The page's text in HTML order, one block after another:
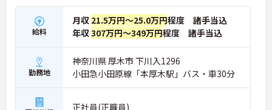
給料
月収 21.5万円～25.0万円程度 諸手当込
年収307万円～349万円程度 諸手当込
勤務地
神奈川県 厚木市 下川入1296
小田急小田原線「本厚木駅」バス・車30分
正社員(正職員)